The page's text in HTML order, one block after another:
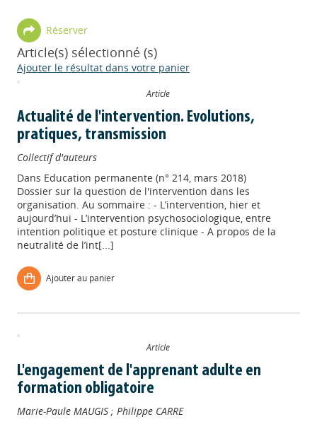
Réserver
Article(s) sélectionné (s)
Ajouter le résultat dans votre panier
Article
Actualité de l'intervention. Evolutions,
pratiques, transmission
Collectif d'auteurs
Dans Education permanente (n° 214, mars 2018)
Dossier sur la question de l'intervention dans les
organisation. Au sommaire : - L’intervention, hier et
aujourd’hui - L’intervention psychosociologique, entre
intention politique et posture clinique - A propos de la
neutralité de l’int[...]
Ajouter au panier
Article
L'engagement de l'apprenant adulte en
formation obligatoire
Marie-Paule MAUGIS ;Philippe CARRE